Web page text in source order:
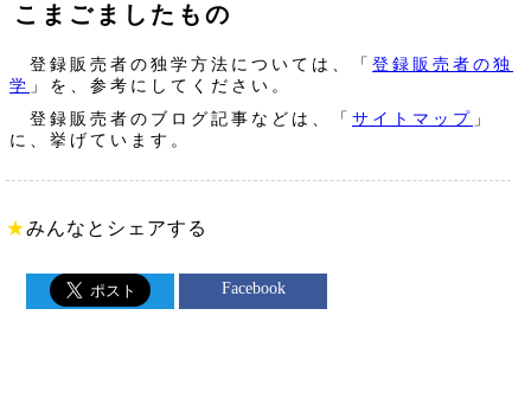
こまごましたもの
登録販売者の独学方法については、「 登録販売者の独
学 」を、参考にしてください。
登録販売者のブログ記事などは、「 サイトマップ 」
に、挙げています。
★みんなとシェアする
Facebook